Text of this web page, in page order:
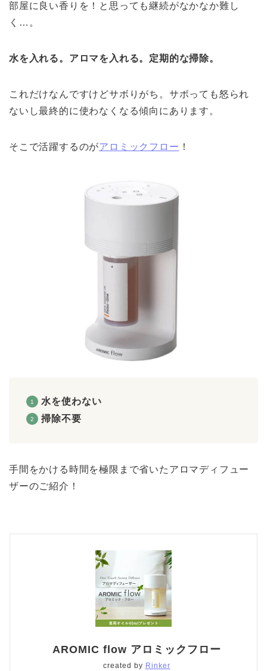
部屋に良い香りを！と思っても継続がなかなか難し
く…。
水を入れる。アロマを入れる。定期的な掃除。
これだけなんですけどサボりがち。サボっても怒られ
ないし最終的に使わなくなる傾向にあります。
そこで活躍するのがアロミックフロー ！
水を使わない
掃除不要
手間をかける時間を極限まで省いたアロマディフュー
ザーのご紹介！
AROMIC flow アロミックフロー
created by Rinker